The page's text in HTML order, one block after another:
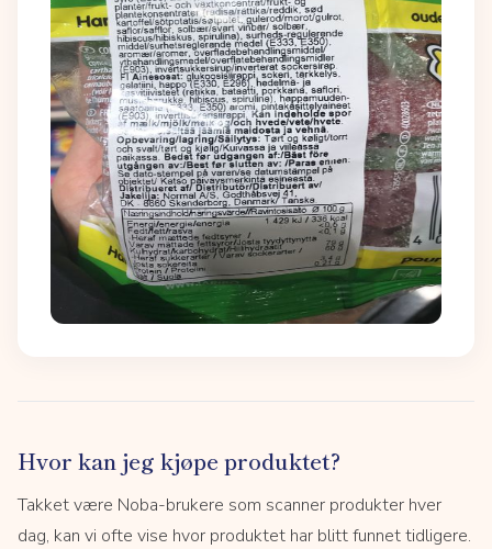
Hvor kan jeg kjøpe produktet?
Takket være Noba-brukere som scanner produkter hver
dag, kan vi ofte vise hvor produktet har blitt funnet tidligere.